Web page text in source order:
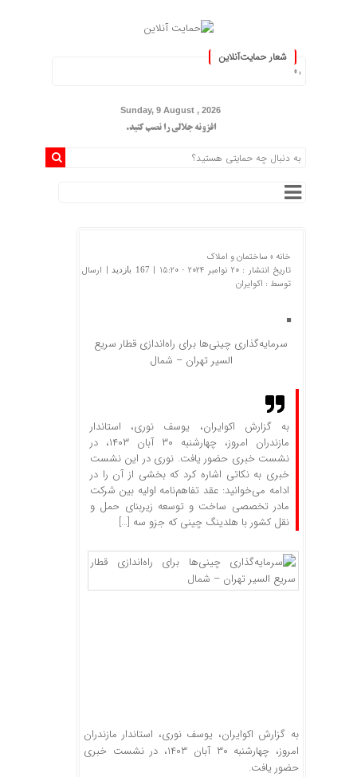
شعار حمایت‌آنلاین
Sunday, 9 August , 2026
افزونه جلالی را نصب کنید.
خانه » ساختمان و املاک
تاریخ انتشار : 20 نوامبر 2024 - 15:20 |
167 بازدید
| ارسال
توسط : اکوایران
سرمایه‌گذاری چینی‌ها برای راه‌اندازی قطار سریع
السیر تهران – شمال
به گزارش اکوایران، یوسف نوری، استاندار
مازندران امروز،‌ چهارشنبه ۳۰ آبان ۱۴۰۳، در
نشست خبری حضور یافت. نوری در این نشست
خبری به نکاتی اشاره کرد که بخشی از آن را در
ادامه می‌خوانید: عقد تفاهم‌نامه اولیه بین شرکت
مادر تخصصی ساخت و توسعه زیربنای حمل و
نقل کشور با هلدینگ چینی که جزو سه […]
به گزارش اکوایران، یوسف نوری، استاندار مازندران
امروز،‌ چهارشنبه ۳۰ آبان ۱۴۰۳، در نشست خبری
حضور یافت.